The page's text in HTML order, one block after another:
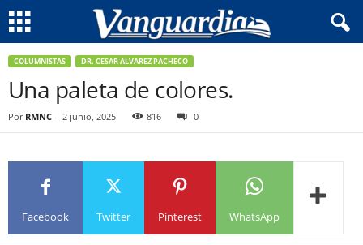
COLUMNISTAS DR. CESAR ALVAREZ PACHECO
Una paleta de colores.
Por RMNC - 2 junio, 2025 816 0
Facebook Twitter Pinterest WhatsApp